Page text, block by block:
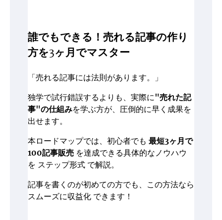
誰でもできる！売れる記事の作り
方を3ヶ月でマスター
「売れる記事には法則があります。」
独学で試行錯誤するよりも、実際に"売れた記
事"の仕組みを学ぶ方が、圧倒的に早く成果を
出せます。
本ロードマップでは、初心者でも 最短3ヶ月で
100記事販売 を達成できる具体的なノウハウ
を ステップ形式 で解説。
記事を書くのが初めての方でも、この方法なら
スムーズに収益化 できます！